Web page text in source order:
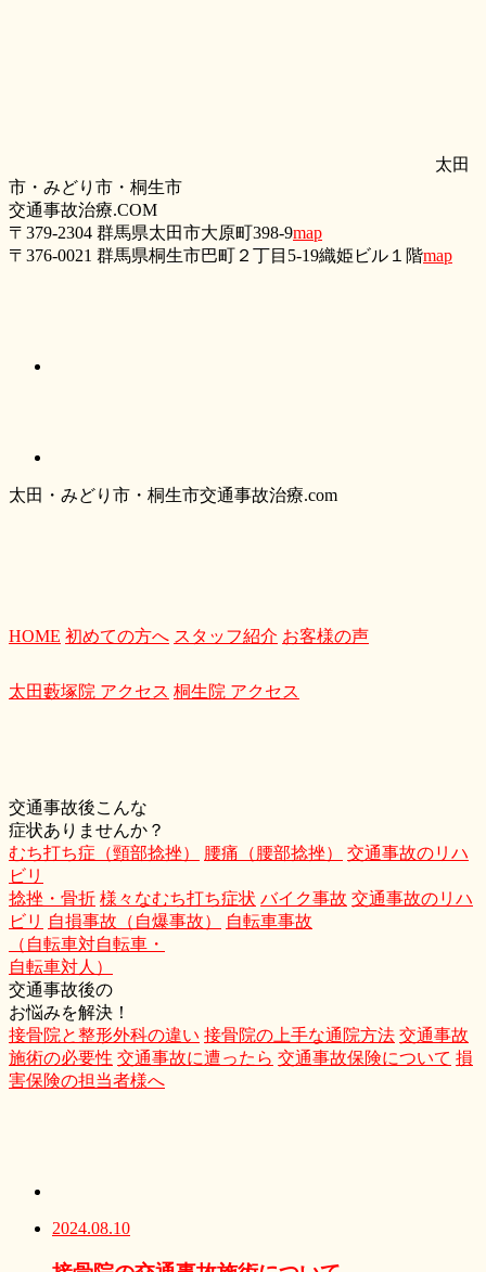
太田
市・みどり市・桐生市
交通事故治療.COM
〒379-2304 群馬県太田市大原町398-9map
〒376-0021 群馬県桐生市巴町２丁目5‐19織姫ビル１階map
太田・ みどり 市・ 桐生市交通事故治療.com
HOME 初めての方へ スタッフ紹介 お客様の声
太田藪塚院 アクセス 桐生院 アクセス
交通事故後こんな
症状ありませんか？
むち打ち症（頸部捻挫）
腰痛（腰部捻挫）
交通事故のリハ
ビリ
捻挫・骨折 様々なむち打ち症状 バイク事故 交通事故のリハ
ビリ 自損事故（自爆事故）
自転車事故
（自転車対自転車・
自転車対人）
交通事故後の
お悩みを解決！
接骨院と整形外科の違い 接骨院の上手な通院方法 交通事故
施術の必要性 交通事故に遭ったら 交通事故保険について 損
害保険の担当者様へ
2024.08.10